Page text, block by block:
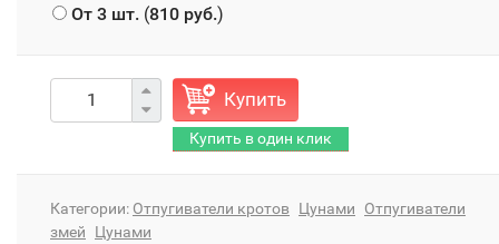
От 3 шт. (810 руб.)
Купить
Категории: Отпугиватели кротов Цунами
Отпугиватели
змей
Цунами